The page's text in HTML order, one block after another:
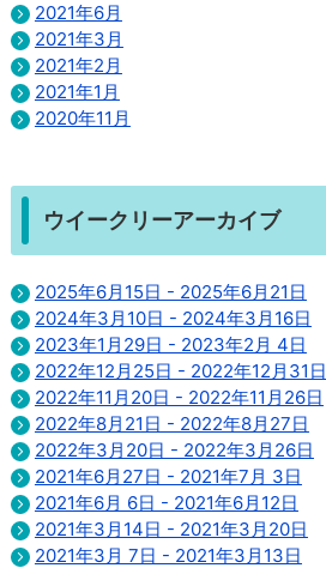
2021年6月
2021年3月
2021年2月
2021年1月
2020年11月
ウイークリーアーカイブ
2025年6月15日 - 2025年6月21日
2024年3月10日 - 2024年3月16日
2023年1月29日 - 2023年2月 4日
2022年12月25日 - 2022年12月31日
2022年11月20日 - 2022年11月26日
2022年8月21日 - 2022年8月27日
2022年3月20日 - 2022年3月26日
2021年6月27日 - 2021年7月 3日
2021年6月 6日 - 2021年6月12日
2021年3月14日 - 2021年3月20日
2021年3月 7日 - 2021年3月13日